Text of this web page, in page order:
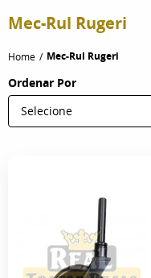
Mec-Rul Rugeri
Home Mec-Rul Rugeri
Ordenar Por
Selecione